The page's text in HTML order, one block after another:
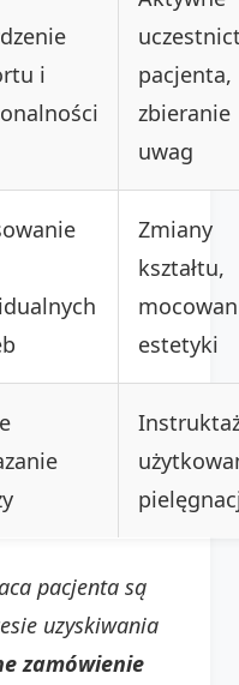
i
pacjenta,
zbieranie
uwag
Zmiany
kształtu,
estetyki
pacjenta są
uzyskiwania
zamówienie